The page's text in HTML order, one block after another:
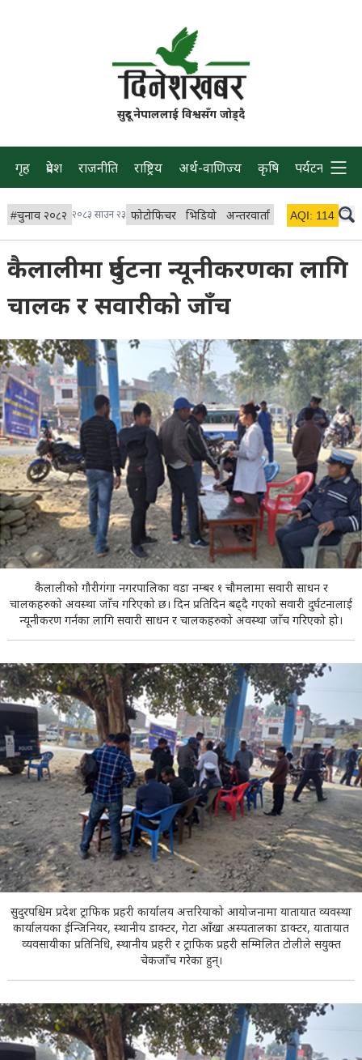
सुदूर नेपाललाई विश्वसँग जोड्दै
गृह प्रदेश राजनीति राष्ट्रिय अर्थ-वाणिज्य कृषि पर्यटन प्रवास
#चुनाव २०८२ २०८३ साउन २३ फोटोफिचर भिडियो अन्तरवार्ता विचार/ब्लग
AQI: 114
कैलालीमा दुर्घटना न्यूनीकरणका लागि
चालक र सवारीको जाँच
कैलालीको गौरीगंगा नगरपालिका वडा नम्बर १ चौमलामा सवारी साधन र
चालकहरुको अवस्था जाँच गरिएको छ। दिन प्रतिदिन बढ्दै गएको सवारी दुर्घटनालाई
न्यूनीकरण गर्नका लागि सवारी साधन र चालकहरुको अवस्था जाँच गरिएको हो।
सुदुरपश्चिम प्रदेश ट्राफिक प्रहरी कार्यालय अत्तरियाको आयोजनामा यातायात व्यवस्था
कार्यालयका ईन्जिनियर, स्थानीय डाक्टर, गेटा आँखा अस्पतालका डाक्टर, यातायात
व्यवसायीका प्रतिनिधि, स्थानीय प्रहरी र ट्राफिक प्रहरी सम्मिलित टोलीले सयुक्त
चेकजाँच गरेका हुन्।